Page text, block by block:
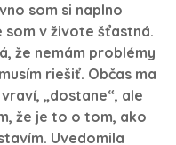
som si naplno
som v živote šťastná.
že nemám problémy
riešiť. Občas ma
„dostane“, ale
že je to o tom, ako
Uvedomila